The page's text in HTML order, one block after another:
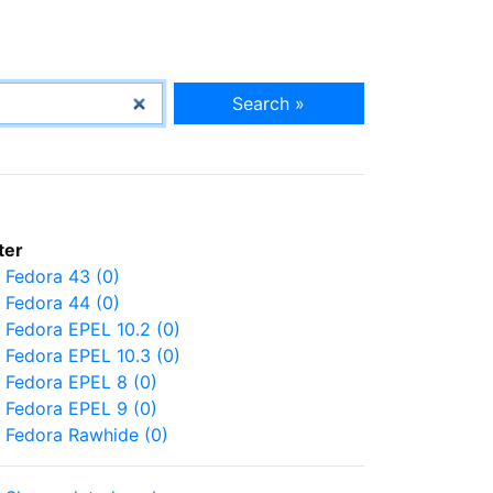
Search »
Fedora 43 (0)
Fedora 44 (0)
Fedora EPEL 10.2 (0)
Fedora EPEL 10.3 (0)
Fedora EPEL 8 (0)
Fedora EPEL 9 (0)
Fedora Rawhide (0)